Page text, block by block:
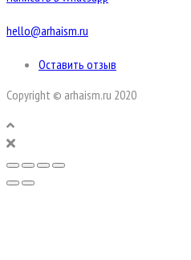
hello@arhaism.ru
Оставить отзыв
Copyright © arhaism.ru 2020